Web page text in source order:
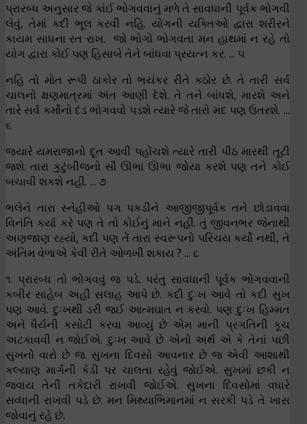
પ્રારબ્ધ અનુસાર જે કાંઈ ભોગવવાનું મળે તે સાવધાની પૂર્વક ભોગવી
લેવું, તેમાં કદી ભૂલ કરવી નહિ. યોગની યક્તિઓ દ્વારા શરીરને
કાયમ સાધના રત રાખ. જો ભોગો ભોગવતા મન હાથમાં ન રહે તો
યોગ દ્વારા કોઈ પણ હિસાબે તેને બાંધવા પ્રયત્ન કર. ... ૫
નહિ તો મોત રૂપી ઠાકોર તો ભયંકર રીતે કઠોર છે. તે તારી સર્વ
ચાલનો ક્ષણમાત્રમાં અંત આણી દેશે. તે તને બાંધશે, મારશે અને
તારે સર્વ કર્મોનો દંડ ભોગવવો પડશે ત્યારે જે તારો મદ પણ ઉતરશે. ...
૬
જ્યારે યમરાજાનો દૂત આવી પહોંચશે ત્યારે તારી પીઠ મારથી તૂટી
જશે. તારા કુટુંબીજનો સૌ ઊભા ઊભા જોયા કરશે પણ તને કોઈ
બચાવી શકશે નહીં. ... ૭
ભલેને તારા સ્નેહીઓ પગ પકડીને આજીજીપૂર્વક તને છોડાવવા
વિનંતિ કર્યા કરે પણ તે તો કોઈનું માને નહીં. તું જીવનભર જેનાથી
અણજાણ રહ્યો, કદી પણ તેં તારા સ્વરૂપનો પરિચય કર્યો નથી, તે
અંતિમ વેળાએ કેવી રીતે ઓળખી શકાય ? ... ૮
૧. પ્રારબ્ધ તો ભોગવવું જ પડે. પરંતુ સાવધાની પૂર્વક ભોગવવાની
કબીર સાહેબ અહીં સલાહ આપે છે. કદી દુઃખ આવે તો કદી સુખ
પણ આવે. દુઃખથી ડરી જઈ આત્મઘાત ન કરવો. પણ દુઃખ હિમ્મત
અને ધૈર્યની કસોટી કરવા આવ્યું છે એમ માની પ્રગતિની કૂચ
અટકાવવી ન જોઈએ. દુઃખ આવે છે એનો અર્થ એ કે તેનાં પછી
સુખનો વારો છે જ. સુખના દિવસો આવનાર છે જ એવી આશાથી
કલ્યાણ માર્ગની કેડી પર ચાલતા રહેવું જોઈએ. સુખમાં છકી ન
જવાય તેની તકેદારી રાખવી જોઈએ. સુખના દિવસોમાં વધારે
સવ્ધાની રાખવી પડે છે. મન મિથ્યાભિમાનમાં ન સરકી પડે તે ખાસ
જોવાનું રહે છે.